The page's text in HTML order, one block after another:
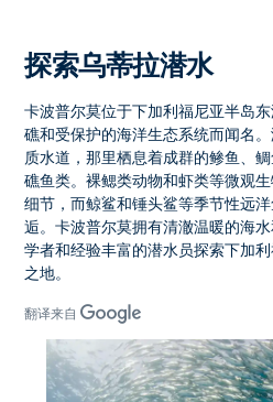
探索乌蒂拉潜水
卡波普尔莫位于下加利福尼亚半岛
礁和受保护的海洋生态系统而闻名
质水道，那里栖息着成群的鲹鱼、
礁鱼类。裸鳃类动物和虾类等微观
细节，而鲸鲨和锤头鲨等季节性远
逅。卡波普尔莫拥有清澈温暖的海
学者和经验丰富的潜水员探索下加
之地。
翻译来自